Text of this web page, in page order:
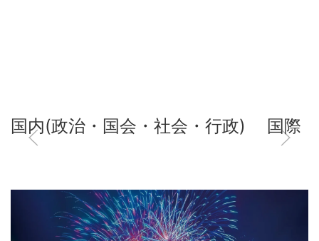
国内(政治・国会・社会・行政) 国際